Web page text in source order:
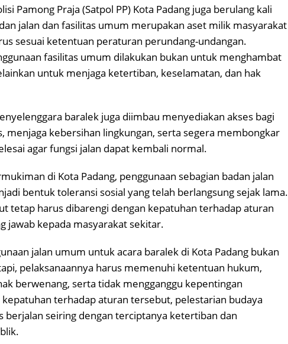
Pamong Praja (Satpol PP) Kota Padang juga berulang kali
jalan dan fasilitas umum merupakan aset milik masyarakat
sesuai ketentuan peraturan perundang-undangan.
fasilitas umum dilakukan bukan untuk menghambat
untuk menjaga ketertiban, keselamatan, dan hak
baralek juga diimbau menyediakan akses bagi
menjaga kebersihan lingkungan, serta segera membongkar
agar fungsi jalan dapat kembali normal.
di Kota Padang, penggunaan sebagian badan jalan
bentuk toleransi sosial yang telah berlangsung sejak lama.
tetap harus dibarengi dengan kepatuhan terhadap aturan
jawab kepada masyarakat sekitar.
jalan umum untuk acara baralek di Kota Padang bukan
pelaksanaannya harus memenuhi ketentuan hukum,
berwenang, serta tidak mengganggu kepentingan
terhadap aturan tersebut, pelestarian budaya
berjalan seiring dengan terciptanya ketertiban dan